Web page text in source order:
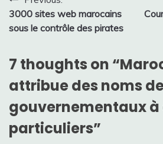
de
3000 sites web marocains
sous le contrôle des pirates
7 thoughts on “
attribue des noms
gouvernementaux à
particuliers”